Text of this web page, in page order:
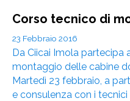
Corso tecnico di
23 Febbraio 2016
Da Ciicai Imola partecipa
montaggio delle cabine
Martedì 23 febbraio, a
e consulenza con i tecnici